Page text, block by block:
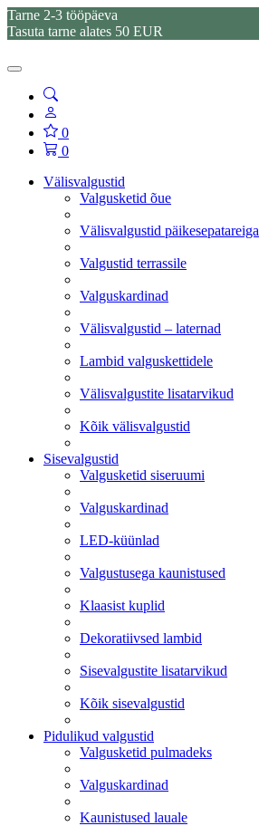
Tarne 2-3 tööpäeva
Tasuta tarne alates 50 EUR
0
0
Välisvalgustid
Valgusketid õue
Välisvalgustid päikesepatareiga
Valgustid terrassile
Valguskardinad
Välisvalgustid – laternad
Lambid valguskettidele
Välisvalgustite lisatarvikud
Kõik välisvalgustid
Sisevalgustid
Valgusketid siseruumi
Valguskardinad
LED-küünlad
Valgustusega kaunistused
Klaasist kuplid
Dekoratiivsed lambid
Sisevalgustite lisatarvikud
Kõik sisevalgustid
Pidulikud valgustid
Valgusketid pulmadeks
Valguskardinad
Kaunistused lauale